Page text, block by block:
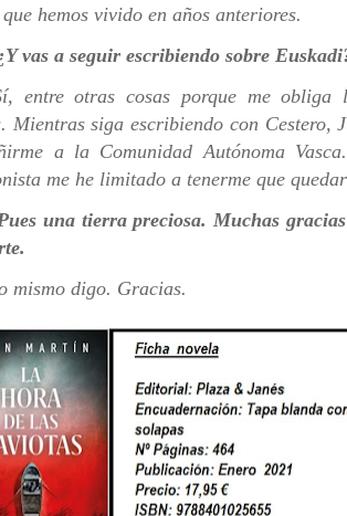
hemos vivido en años anteriores.
vas a seguir escribiendo sobre
entre otras cosas porque me obliga
Mientras siga escribiendo con Cestero,
a la Comunidad Autónoma
me he limitado a tenerme que
una tierra preciosa. Muchas
mismo digo. Gracias.